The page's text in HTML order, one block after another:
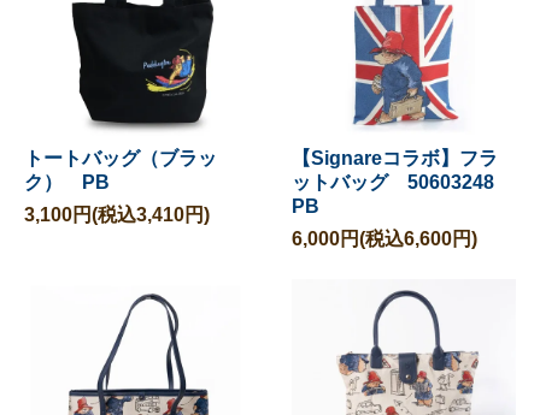
トートバッグ（ブラッ
ク） PB
3,100円(税込3,410円)
【Signareコラボ】フラ
ットバッグ 50603248
PB
6,000円(税込6,600円)